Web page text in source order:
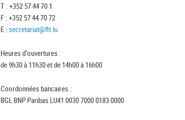
T : +352 57 44 70 1
F : +352 57 44 70 72
E : secretariat@flt.lu
Heures d'ouvertures :
de 9h30 à 11h30 et de 14h00 à 16h00
Coordonnées bancaires :
BGL BNP Paribas LU41 0030 7000 0183 0000